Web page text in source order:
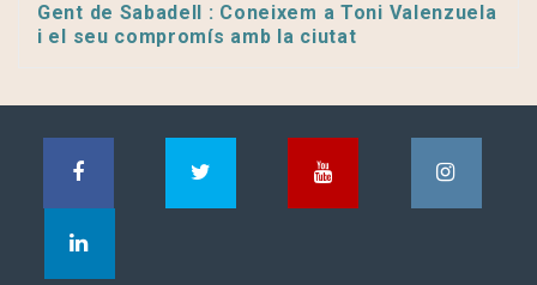
Gent de Sabadell : Coneixem a Toni Valenzuela
i el seu compromís amb la ciutat